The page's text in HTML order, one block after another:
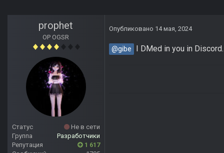
prophet
OP OGSR
Статус
Не в сети
Группа
Разработчики
Репутация
1 617
Опубликовано 14 мая, 2024
@gibe I DMed in you in Discord.